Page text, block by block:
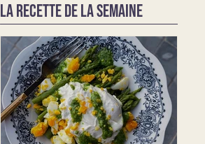
LA RECETTE DE LA SEMAINE